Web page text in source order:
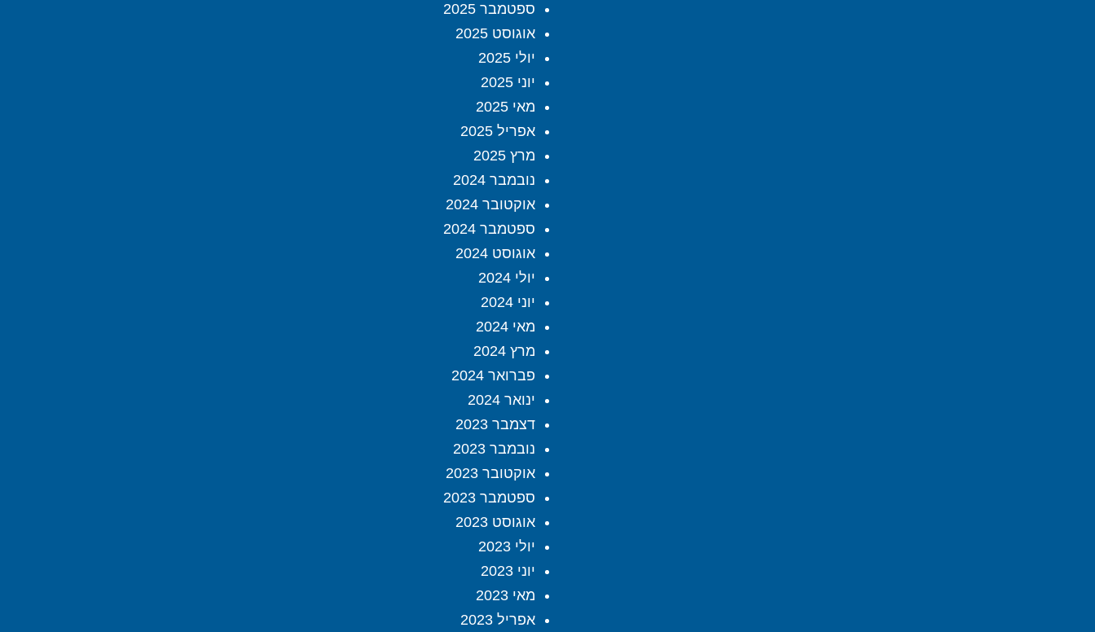
ספטמבר 2025
אוגוסט 2025
יולי 2025
יוני 2025
מאי 2025
אפריל 2025
מרץ 2025
נובמבר 2024
אוקטובר 2024
ספטמבר 2024
אוגוסט 2024
יולי 2024
יוני 2024
מאי 2024
מרץ 2024
פברואר 2024
ינואר 2024
דצמבר 2023
נובמבר 2023
אוקטובר 2023
ספטמבר 2023
אוגוסט 2023
יולי 2023
יוני 2023
מאי 2023
אפריל 2023